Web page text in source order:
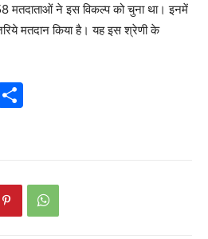
मतदाताओं ने इस विकल्प को चुना था। इनमें
मतदान किया है। यह इस श्रेणी के
A